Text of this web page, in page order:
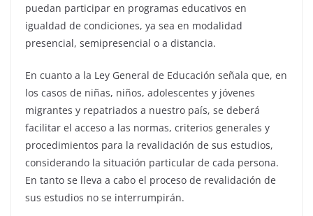
puedan participar en programas educativos en
igualdad de condiciones, ya sea en modalidad
presencial, semipresencial o a distancia.
En cuanto a la Ley General de Educación señala que, en
los casos de niñas, niños, adolescentes y jóvenes
migrantes y repatriados a nuestro país, se deberá
facilitar el acceso a las normas, criterios generales y
procedimientos para la revalidación de sus estudios,
considerando la situación particular de cada persona.
En tanto se lleva a cabo el proceso de revalidación de
sus estudios no se interrumpirán.